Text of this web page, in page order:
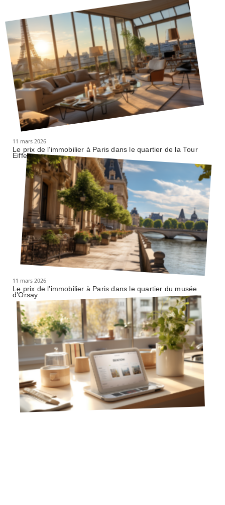
11 mars 2026
Le prix de l’immobilier à Paris dans le quartier de la Tour
Eiffel
11 mars 2026
Le prix de l’immobilier à Paris dans le quartier du musée
d’Orsay